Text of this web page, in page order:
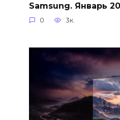
Samsung. Январь
0 3к.